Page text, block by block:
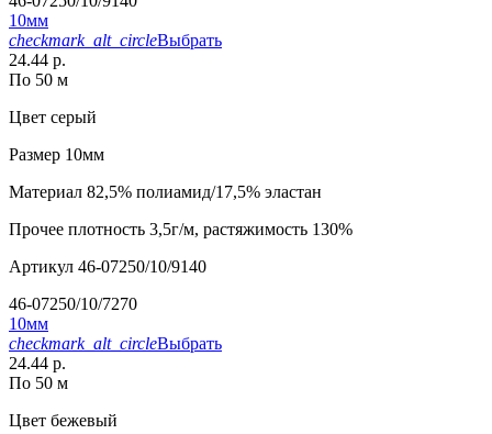
10мм
checkmark_alt_circleВыбрать
24.44 р.
По 50 м
Цвет серый
Размер 10мм
Материал 82,5% полиамид/17,5% эластан
Прочее плотность 3,5г/м, растяжимость 130%
Артикул 46-07250/10/9140
46-07250/10/7270
10мм
checkmark_alt_circleВыбрать
24.44 р.
По 50 м
Цвет бежевый